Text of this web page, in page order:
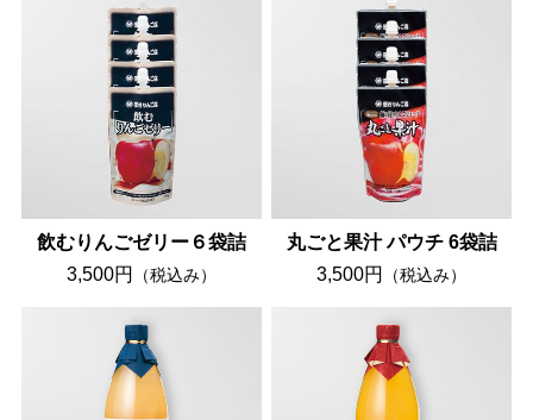
飲むりんごゼリー６袋詰
3,500円
（税込み）
丸ごと果汁 パウチ 6袋詰
3,500円
（税込み）